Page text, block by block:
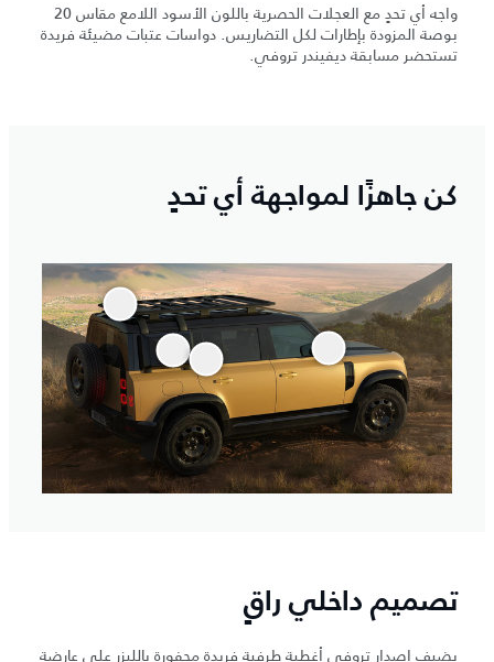
واجه أي تحدٍ مع العجلات الحصرية باللون الأسود اللامع مقاس 20
بوصة المزودة بإطارات لكل التضاريس. دواسات عتبات مضيئة فريدة
تستحضر مسابقة ديفيندر تروفي.
كن جاهزًا لمواجهة أي تحدٍ
تصميم داخلي راقٍ
يضيف إصدار تروفي أغطية طرفية فريدة محفورة بالليزر على عارضة